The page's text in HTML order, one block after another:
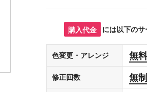
購入代金 には以下の
色変更・アレンジ 無
修正回数 無